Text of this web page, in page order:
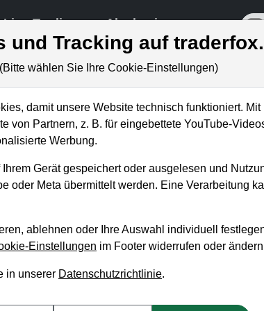
Live-Trading Akademie
den Crash
von 18 bis 19 Uhr
bereichert werden durch die Möglichkeit,
abzubilden und Schutz vor einem
und Sorgfalt sind Pflicht. Wenn man das
und Tracking auf
(Bitte wählen Sie Ihre Cookie-Einstellungen)
damit unsere Website technisch funktioniert.
von Partnern, z. B. für eingebettete YouTube-
Werbung.
Gerät gespeichert oder ausgelesen und
oder Meta übermittelt werden. Eine Verarbeitung
ablehnen oder Ihre Auswahl individuell
Einstellungen im Footer widerrufen oder
in unserer Datenschutzrichtlinie.